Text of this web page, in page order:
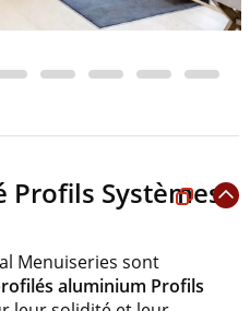
Profils Systèmes
Menuiseries sont
aluminium Profils